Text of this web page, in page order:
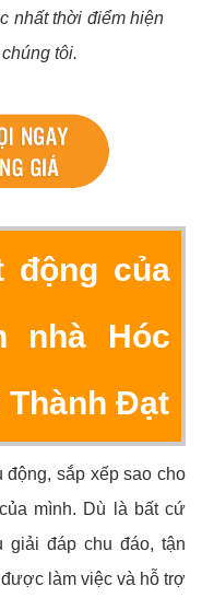
nhất thời điểm hiện
tôi.
động của
nhà Hóc
Thành Đạt
sắp xếp sao cho
mình. Dù là bất cứ
giải đáp chu đáo, tận
làm việc và hỗ trợ